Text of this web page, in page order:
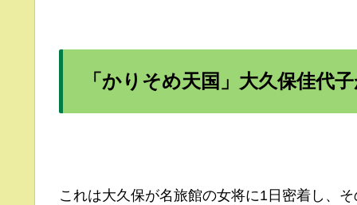
「かりそめ天国」大久保佳代
これは大久保が名旅館の女将に1日密着し、